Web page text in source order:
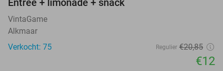
VintaGame
Alkmaar
Verkocht: 75
Regulier €20,85
€12